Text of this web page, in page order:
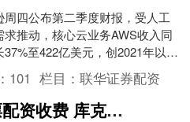
周四公布第二季度财报，受人工
求推动，核心云业务AWS收入同
37%至422亿美元，创2021年以来
速炒股投资软件，超出分析师预
。....
101 栏目：联华证券配资
股票配资收费 库克卸任前预警：内存“百年一遇”涨价冲击苹果供应链